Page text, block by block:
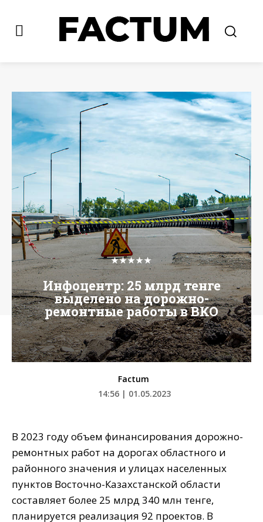
★★★★★
Инфоцентр: 25 млрд тенге
выделено на дорожно-
ремонтные работы в ВКО
Factum
14:56 | 01.05.2023
В 2023 году объем финансирования дорожно-
ремонтных работ на дорогах областного и
районного значения и улицах населенных
пунктов Восточно-Казахстанской области
составляет более 25 млрд 340 млн тенге,
планируется реализация 92 проектов. В